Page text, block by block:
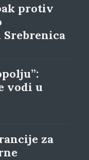
protiv
vodi u
za